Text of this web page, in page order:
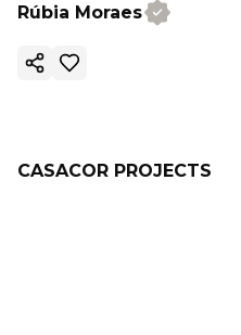
Rúbia Moraes
Copy ink
CASACOR PROJECTS